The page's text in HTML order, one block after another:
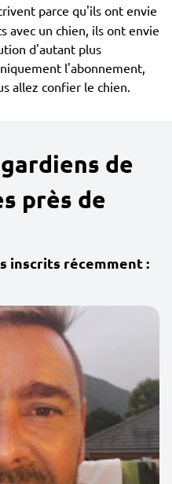
parce qu'ils ont envie
avec un chien, ils ont envie
d'autant plus
l'abonnement,
allez confier le chien.
de
près de
inscrits récemment :